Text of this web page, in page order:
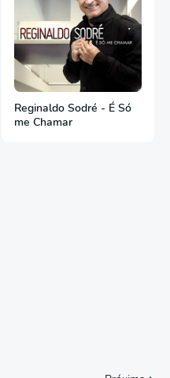
Reginaldo Sodré - É Só
me Chamar